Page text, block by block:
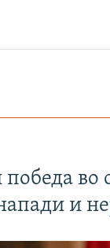
победа
и